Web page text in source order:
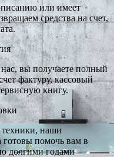
или имеет
средства на счет,
вы получаете полный
фактуру, кассовый
книгу.
техники, наши
готовы помочь вам в
долгими годами